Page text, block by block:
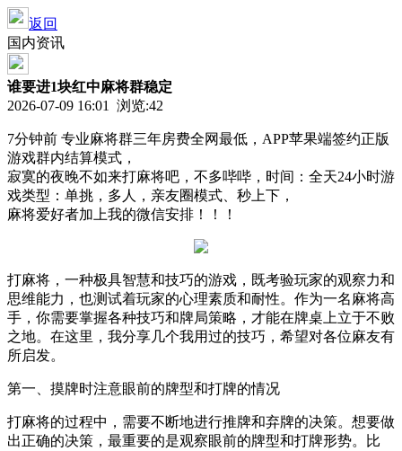
返回
国内资讯
谁要进1块红中麻将群稳定
2026-07-09 16:01 浏览:42
7分钟前 专业麻将群三年房费全网最低，APP苹果端签约正版
游戏群内结算模式，
寂寞的夜晚不如来打麻将吧，不多哔哔，时间：全天24小时游
戏类型：单挑，多人，亲友圈模式、秒上下，
麻将爱好者加上我的微信安排！！！
打麻将，一种极具智慧和技巧的游戏，既考验玩家的观察力和
思维能力，也测试着玩家的心理素质和耐性。作为一名麻将高
手，你需要掌握各种技巧和牌局策略，才能在牌桌上立于不败
之地。在这里，我分享几个我用过的技巧，希望对各位麻友有
所启发。
第一、摸牌时注意眼前的牌型和打牌的情况
打麻将的过程中，需要不断地进行推牌和弃牌的决策。想要做
出正确的决策，最重要的是观察眼前的牌型和打牌形势。比